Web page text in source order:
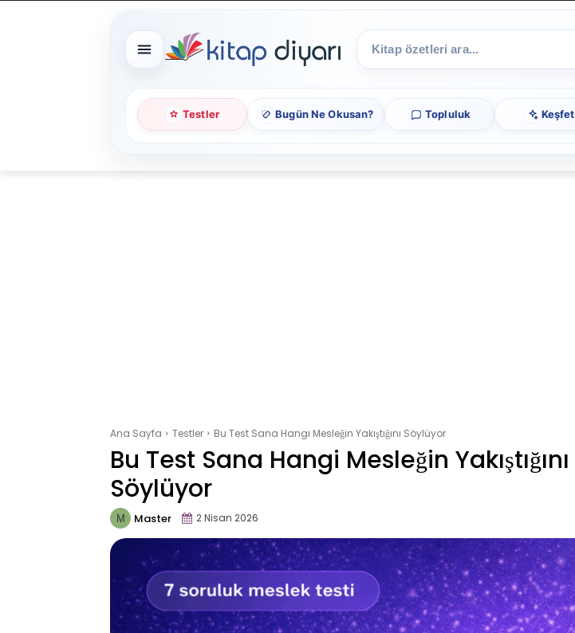
Testler Bugün Ne Okusan? Topluluk Keşfet
Ana Sayfa Testler Bu Test Sana Hangi Mesleğin Yakıştığını Söylüyor
Bu Test Sana Hangi Mesleğin Yakıştığını
Söylüyor
Master 2 Nisan 2026